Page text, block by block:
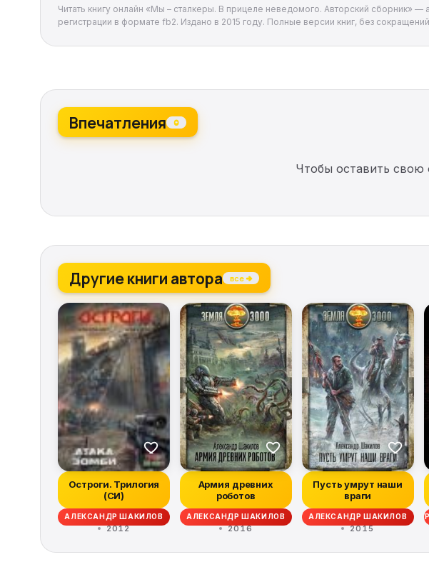
Читать книгу онлайн «Мы – сталкеры. В прицеле неведомого. Авторский сборник»
регистрации в формате fb2. Издано в 2015 году. Полные версии книг, без
Впечатления 0
Чтобы оставить свою
Другие книги автора все →
Остроги. Трилогия
(СИ)
АЛЕКСАНДР ШАКИЛОВ
2012
Армия древних
роботов
АЛЕКСАНДР ШАКИЛОВ
2016
Пусть умрут наши
враги
АЛЕКСАНДР ШАКИЛОВ
2015
АЛЕКСАНДР ШАКИЛОВ, ВИКТОР ГЛУМОВ,
АЛЕКСЕЙ КОРЕПАНОВ, ДЖОРДЖ